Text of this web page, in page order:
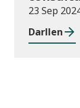
2024/25
23 Sep
Darllen